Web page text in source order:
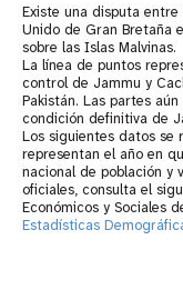
Existe una disputa
Unido de Gran Bretaña
sobre las Islas Malvinas.
La línea de puntos
control de Jammu y
Pakistán. Las partes
condición definitiva de
Los siguientes datos se
representan el año en
nacional de población y
oficiales, consulta el
Económicos y Sociales
Estadísticas